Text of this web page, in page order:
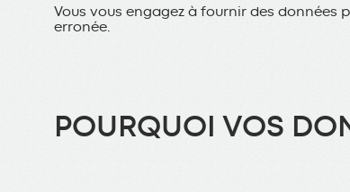
Vous vous engagez à fournir des
erronée.
POURQUOI VOS